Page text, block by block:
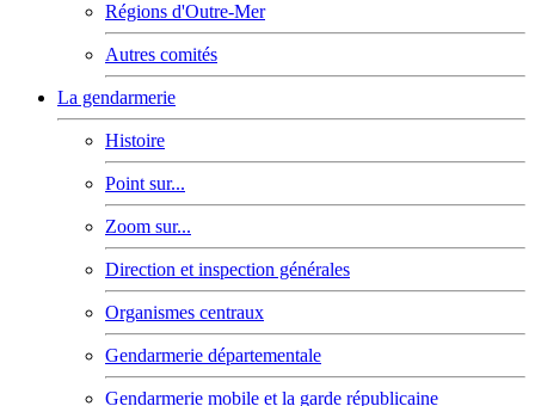
Régions d'Outre-Mer
Autres comités
La gendarmerie
Histoire
Point sur...
Zoom sur...
Direction et inspection générales
Organismes centraux
Gendarmerie départementale
Gendarmerie mobile et la garde républicaine